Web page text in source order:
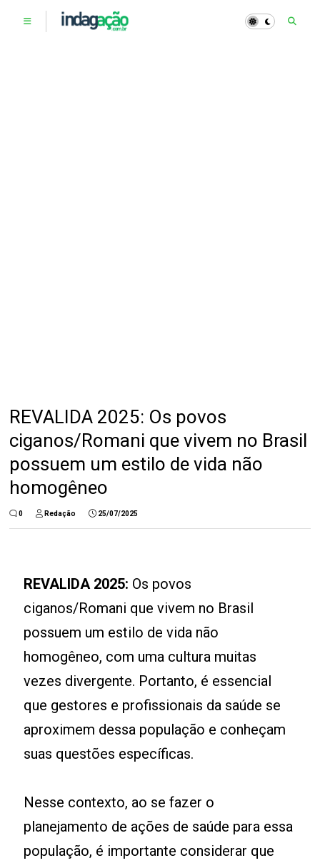
REVALIDA 2025: Os povos
ciganos/Romani que vivem no Brasil
possuem um estilo de vida não
homogêneo
0 Redação 25/07/2025
REVALIDA 2025: Os povos
ciganos/Romani que vivem no Brasil
possuem um estilo de vida não
homogêneo, com uma cultura muitas
vezes divergente. Portanto, é essencial
que gestores e profissionais da saúde se
aproximem dessa população e conheçam
suas questões específicas.
Nesse contexto, ao se fazer o
planejamento de ações de saúde para essa
população, é importante considerar que